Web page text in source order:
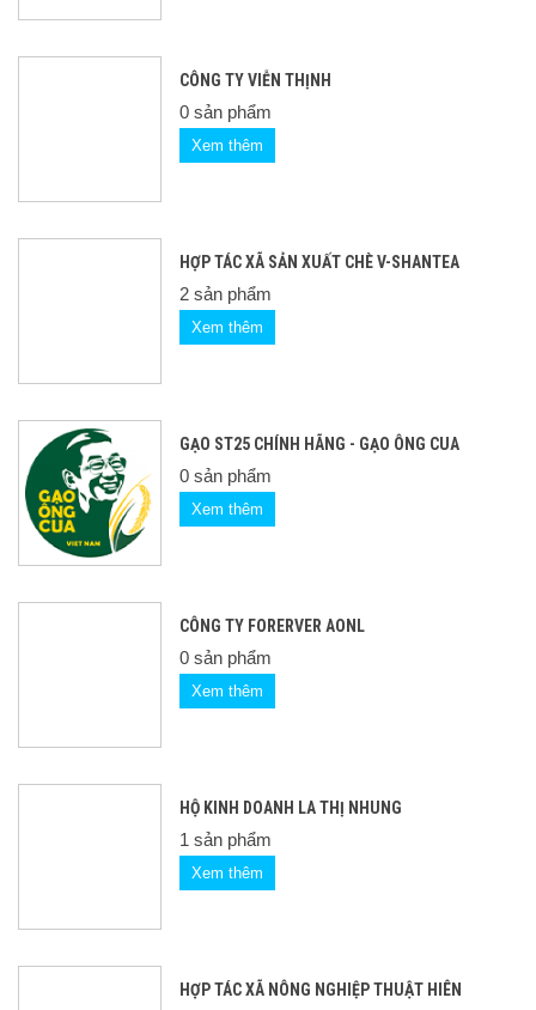
CÔNG TY VIỄN THỊNH
0 sản phẩm
Xem thêm
HỢP TÁC XÃ SẢN XUẤT CHÈ V-SHANTEA
2 sản phẩm
Xem thêm
GẠO ST25 CHÍNH HÃNG - GẠO ÔNG CUA
0 sản phẩm
Xem thêm
CÔNG TY FORERVER AONL
0 sản phẩm
Xem thêm
HỘ KINH DOANH LA THỊ NHUNG
1 sản phẩm
Xem thêm
HỢP TÁC XÃ NÔNG NGHIỆP THUẬT HIÊN